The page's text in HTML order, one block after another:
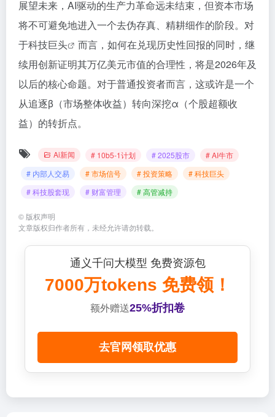
展望未来，AI驱动的生产力革命远未结束，但资本市场
将不可避免地进入一个去伪存真、精耕细作的阶段。对
于科技巨头
而言，如何在兑现历史性回报的同时，继
续用创新证明其万亿美元市值的合理性，将是2026年及
以后的核心命题。对于普通投资者而言，这或许是一个
从追逐β（市场整体收益）转向深挖α（个股超额收
益）的转折点。
Ai新闻 # 10b5-1计划 # 2025股市
# AI牛市
# 内部人交易
# 市场信号 # 投资策略
# 科技巨头
# 科技股套现
# 财富管理 # 高管减持
© 版权声明
文章版权归作者所有，未经允许请勿转载。
通义千问大模型 免费资源包
7000万tokens 免费领！
额外赠送25%折扣卷
去官网领取优惠